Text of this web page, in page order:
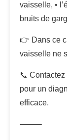
vaisselle, •
bruits de
👉 Dans ce
vaisselle ne
📞
pour un
efficace.
⸻